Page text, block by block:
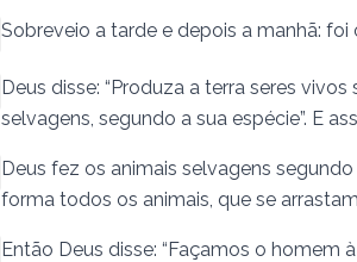
Sobreveio a tarde e depois a manhã: foi
Deus disse: “Produza a terra seres
selvagens, segundo a sua espécie”. E
Deus fez os animais selvagens
forma todos os animais, que se
Então Deus disse: “Façamos o homem